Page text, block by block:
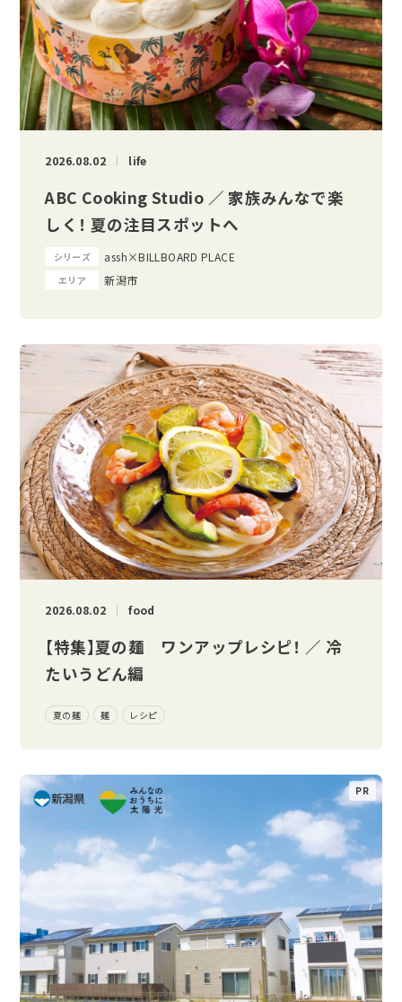
2026.08.02 life
ABC Cooking Studio ／ 家族みんなで楽
しく！ 夏の注目スポットへ
シリーズ assh×BILLBOARD PLACE
エリア 新潟市
2026.08.02 food
【特集】夏の麺 ワンアップレシピ！ ／ 冷
たいうどん編
夏の麺 麺 レシピ